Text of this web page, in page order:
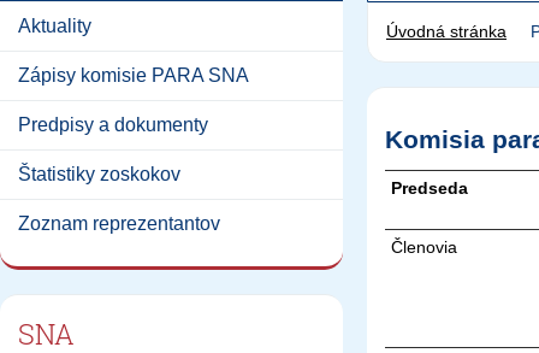
Aktuality
Zápisy komisie PARA SNA
Predpisy a dokumenty
Štatistiky zoskokov
Zoznam reprezentantov
SNA
Úvodná stránka
Komisia
Predseda
Členovia